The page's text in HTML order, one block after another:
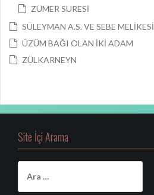
ZÜMER SURESİ
SÜLEYMAN A.S. VE SEBE MELİKESİ
ÜZÜM BAĞI OLAN İKİ ADAM
ZÜLKARNEYN
Site İçi Arama